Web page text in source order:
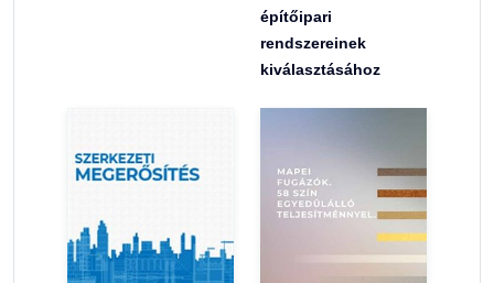
építőipari
rendszereinek
kiválasztásához